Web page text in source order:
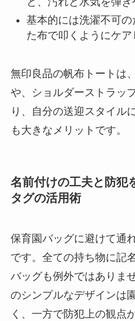
基本的には洗濯不可
た布で叩くようにケア
無印良品の帆布トートは
や、ショルダーストラッ
り、自分の送迎スタイル
も大きなメリットです。
名前付けの工夫と防犯
タグの活用術
保育園バッグに避けて通
です。全ての持ち物に記
バッグも例外ではありま
のシンプルなデザインは
く、一方で防犯上の観点